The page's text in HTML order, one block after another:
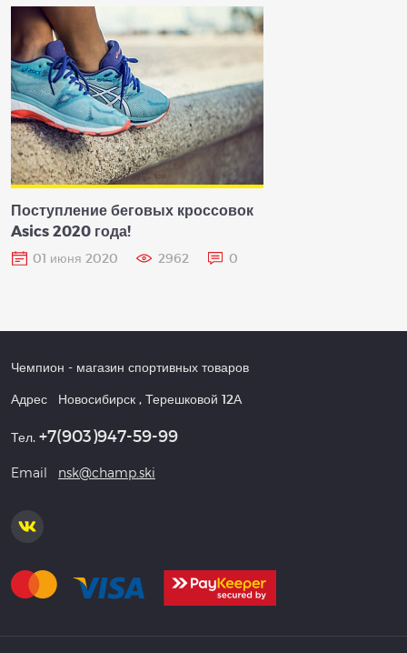
Поступление беговых кроссовок
Asics 2020 года!
01 июня 2020 2962 0
Чемпион - магазин спортивных товаров
Адрес Новосибирск , Терешковой 12А
Тел. +7(903)947-59-99
Email nsk@champ.ski